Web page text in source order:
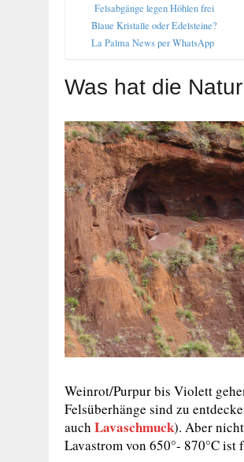
Felsabgänge legen Höhlen frei
Blaue Kristalle oder Edelsteine?
La Palma News per WhatsApp
Was hat die
Weinrot/Purpur bis Violett
Felsüberhänge sind zu
auch Lavaschmuck). Aber
Lavastrom von 650°- 870°C ist